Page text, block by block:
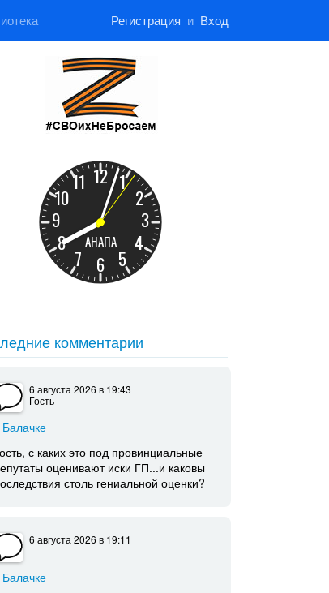
Регистрация и Вход
комментарии
6 августа 2026в 19:43
Гость
Балачке
с каких это под провинциальные
оценивают иски ГП...и каковы
столь гениальной оценки?
6 августа 2026в 19:11
Балачке